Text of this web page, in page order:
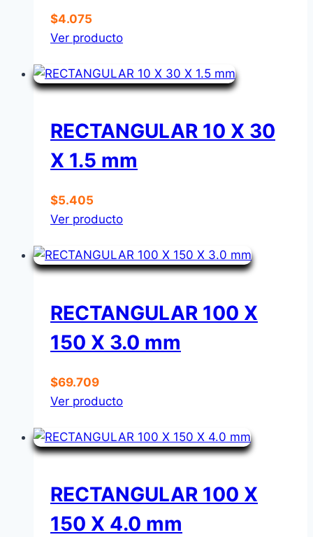
$4.075
Ver producto
RECTANGULAR 10 X 30
X 1.5 mm
$5.405
Ver producto
RECTANGULAR 100 X
150 X 3.0 mm
$69.709
Ver producto
RECTANGULAR 100 X
150 X 4.0 mm